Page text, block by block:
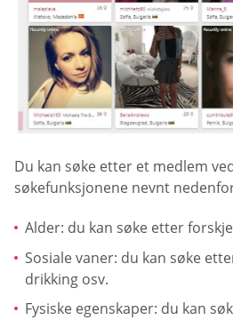
Du kan søke etter et medlem
søkefunksjonene nevnt
Alder: du kan søke etter
Sosiale vaner: du kan søke
drikking osv.
Fysiske egenskaper: du kan